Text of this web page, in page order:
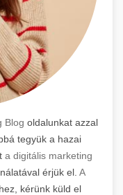
Blog oldalunkat azzal
tegyük a hazai
a digitális marketing
érjük el. A
kérünk küld el